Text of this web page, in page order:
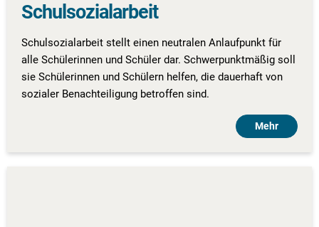
Schulsozialarbeit
Schulsozialarbeit stellt einen neutralen Anlaufpunkt für
alle Schülerinnen und Schüler dar. Schwerpunktmäßig soll
sie Schülerinnen und Schülern helfen, die dauerhaft von
sozialer Benachteiligung betroffen sind.
Mehr